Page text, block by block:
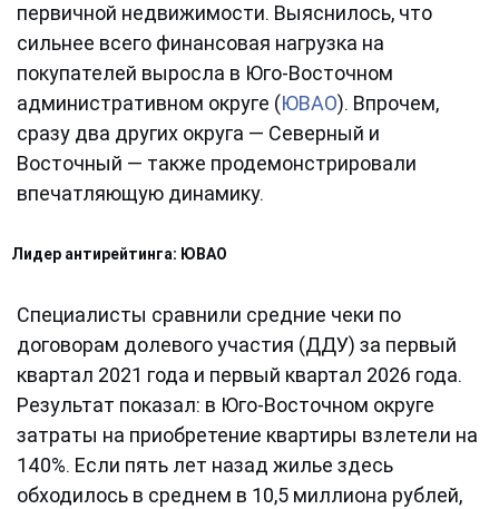
первичной недвижимости. Выяснилось, что
сильнее всего финансовая нагрузка на
покупателей выросла в Юго-Восточном
административном округе (ЮВАО). Впрочем,
сразу два других округа — Северный и
Восточный — также продемонстрировали
впечатляющую динамику.
Лидер антирейтинга: ЮВАО
Специалисты сравнили средние чеки по
договорам долевого участия (ДДУ) за первый
квартал 2021 года и первый квартал 2026 года.
Результат показал: в Юго-Восточном округе
затраты на приобретение квартиры взлетели на
140%. Если пять лет назад жилье здесь
обходилось в среднем в 10,5 миллиона рублей,